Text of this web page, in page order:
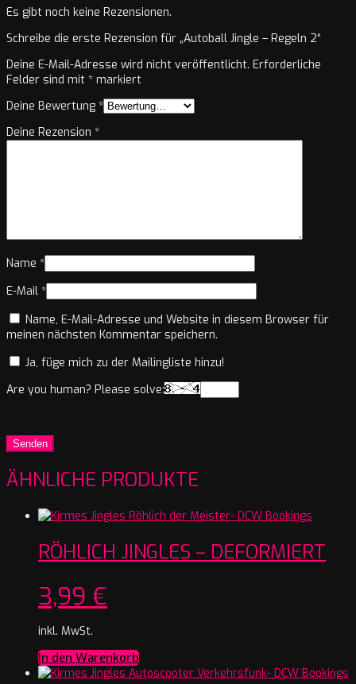
Es gibt noch keine Rezensionen.
Schreibe die erste Rezension für „Autoball Jingle – Regeln 2“
Deine E-Mail-Adresse wird nicht veröffentlicht. Erforderliche
Felder sind mit * markiert
Deine Bewertung *
Deine Rezension *
Name *
E-Mail *
Name, E-Mail-Adresse und Website in diesem Browser für
meinen nächsten Kommentar speichern.
Ja, füge mich zu der Mailingliste hinzu!
Are you human? Please solve:
ÄHNLICHE PRODUKTE
RÖHLICH JINGLES – DEFORMIERT
3,99 €
inkl. MwSt.
In den Warenkorb